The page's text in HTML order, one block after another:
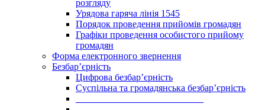
розгляду
Урядова гаряча лінія 1545
Порядок проведення прийомів громадян
Графіки проведення особистого прийому
громадян
Форма електронного звернення
Безбар’єрність
Цифрова безбар’єрність
Суспільна та громадянська безбар’єрність